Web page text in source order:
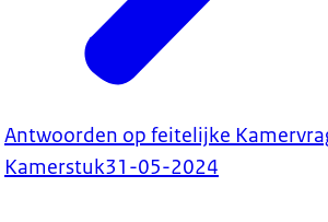
Antwoorden op feitelijke
Kamerstuk31-05-2024